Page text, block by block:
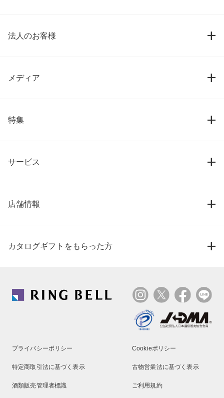
法人のお客様
メディア
特集
サービス
店舗情報
カタログギフトをもらった方
プライバシーポリシー Cookieポリシー
特定商取引法に基づく表示 古物営業法に基づく表示
酒類販売管理者標識 ご利用規約